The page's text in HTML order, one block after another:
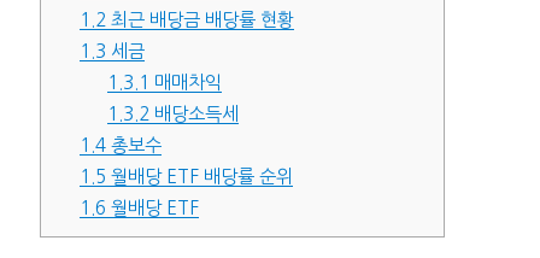
1.2 최근 배당금 배당률 현황
1.3 세금
1.3.1 매매차익
1.3.2 배당소득세
1.4 총보수
1.5 월배당 ETF 배당률 순위
1.6 월배당 ETF